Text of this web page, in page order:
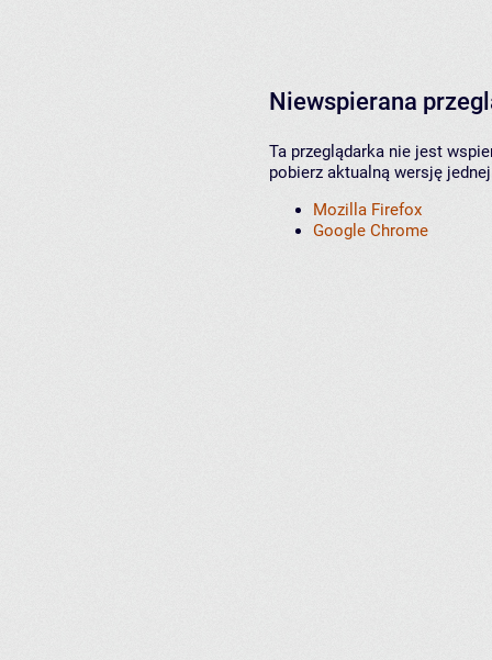
Niewspierana
Ta przeglądarka nie jest
pobierz aktualną wersję
Mozilla Firefox
Google Chrome